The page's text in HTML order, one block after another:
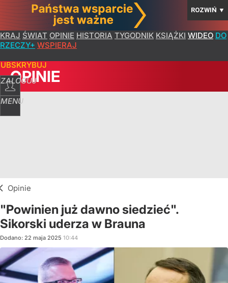
ROZWIŃ ▼
KRAJ ŚWIAT OPINIE HISTORIA TYGODNIK KSIĄŻKI WIDEO DO
RZECZY+ WSPIERAJ
ZALOGUJ
MENU
OPINIE
Opinie
"Powinien już dawno siedzieć".
Sikorski uderza w Brauna
Dodano: 22 maja 2025 10:44